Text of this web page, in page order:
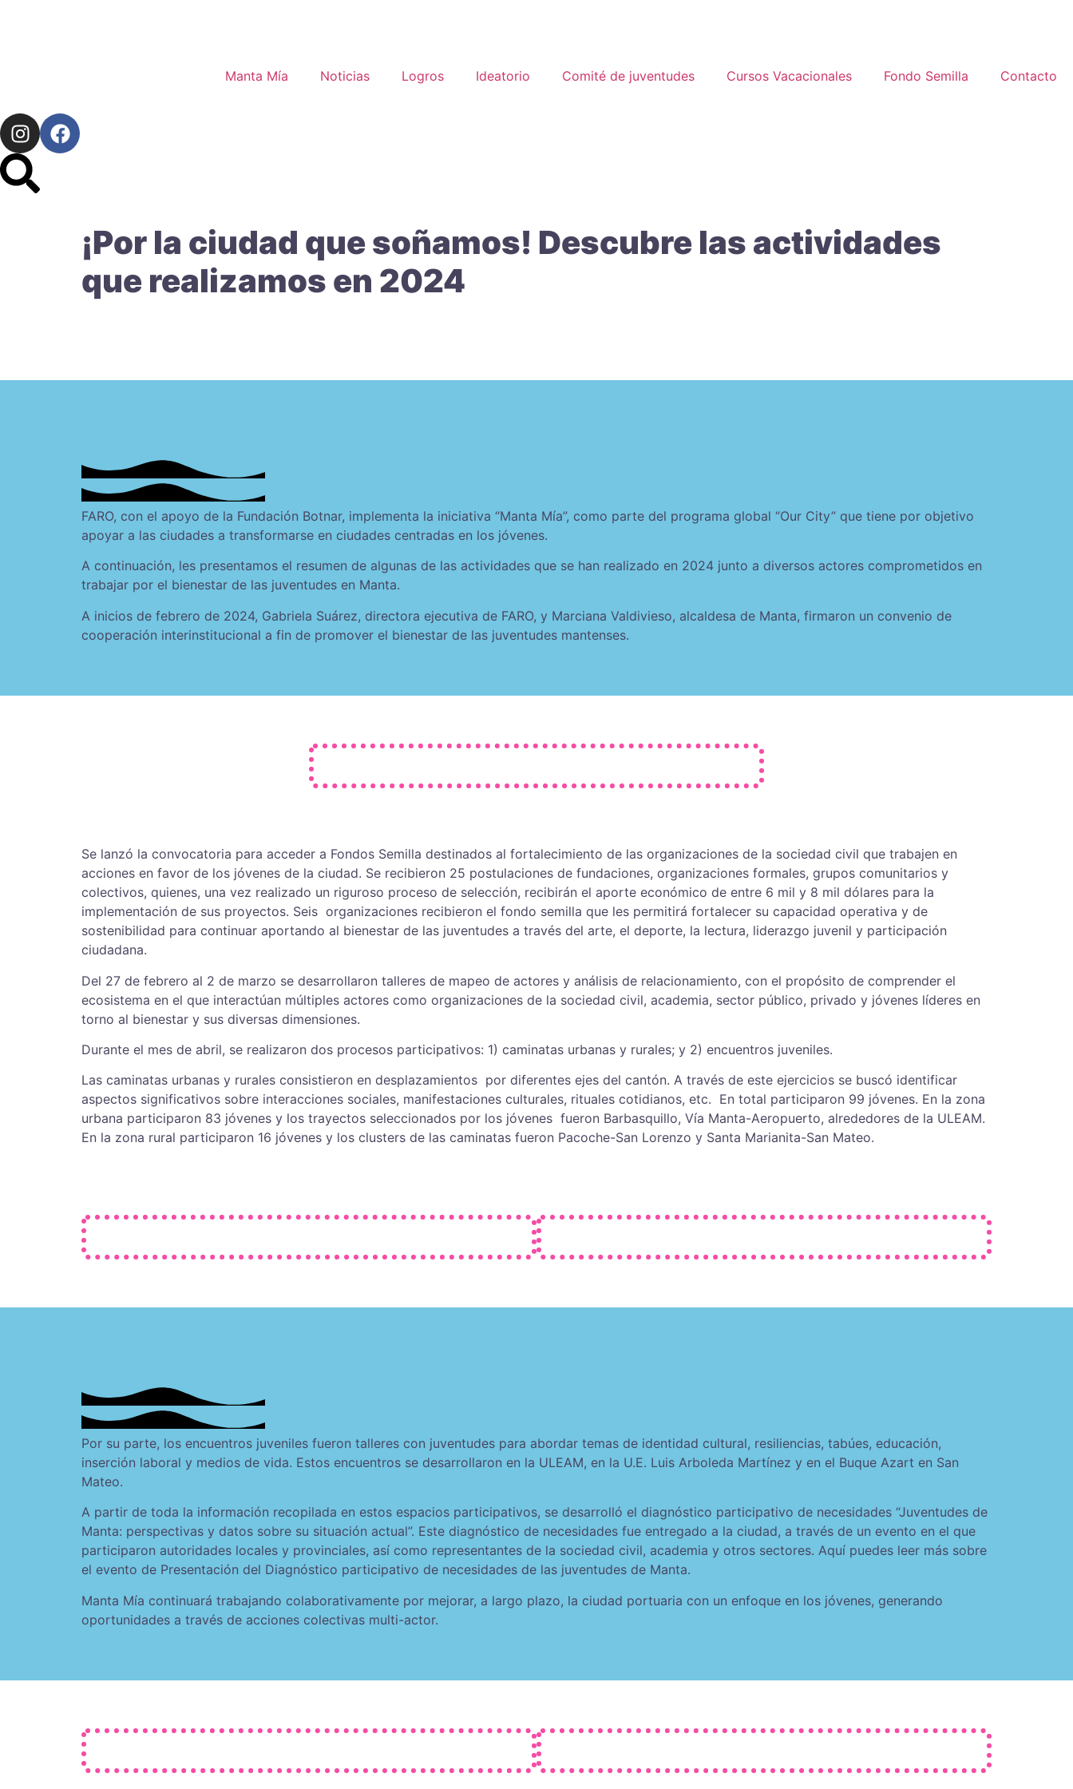
Manta Mía Noticias Logros Ideatorio Comité de juventudes Cursos Vacacionales Fondo Semilla Contacto
¡Por la ciudad que soñamos! Descubre las actividades
que realizamos en 2024
FARO, con el apoyo de la Fundación Botnar, implementa la iniciativa “Manta Mía”, como parte del programa global “Our City” que tiene por objetivo
apoyar a las ciudades a transformarse en ciudades centradas en los jóvenes.
A continuación, les presentamos el resumen de algunas de las actividades que se han realizado en 2024 junto a diversos actores comprometidos en
trabajar por el bienestar de las juventudes en Manta.
A inicios de febrero de 2024, Gabriela Suárez, directora ejecutiva de FARO, y Marciana Valdivieso, alcaldesa de Manta, firmaron un convenio de
cooperación interinstitucional a fin de promover el bienestar de las juventudes mantenses.
Se lanzó la convocatoria para acceder a Fondos Semilla destinados al fortalecimiento de las organizaciones de la sociedad civil que trabajen en
acciones en favor de los jóvenes de la ciudad. Se recibieron 25 postulaciones de fundaciones, organizaciones formales, grupos comunitarios y
colectivos, quienes, una vez realizado un riguroso proceso de selección, recibirán el aporte económico de entre 6 mil y 8 mil dólares para la
implementación de sus proyectos. Seis organizaciones recibieron el fondo semilla que les permitirá fortalecer su capacidad operativa y de
sostenibilidad para continuar aportando al bienestar de las juventudes a través del arte, el deporte, la lectura, liderazgo juvenil y participación
ciudadana.
Del 27 de febrero al 2 de marzo se desarrollaron talleres de mapeo de actores y análisis de relacionamiento, con el propósito de comprender el
ecosistema en el que interactúan múltiples actores como organizaciones de la sociedad civil, academia, sector público, privado y jóvenes líderes en
torno al bienestar y sus diversas dimensiones.
Durante el mes de abril, se realizaron dos procesos participativos: 1) caminatas urbanas y rurales; y 2) encuentros juveniles.
Las caminatas urbanas y rurales consistieron en desplazamientos por diferentes ejes del cantón. A través de este ejercicios se buscó identificar
aspectos significativos sobre interacciones sociales, manifestaciones culturales, rituales cotidianos, etc. En total participaron 99 jóvenes. En la zona
urbana participaron 83 jóvenes y los trayectos seleccionados por los jóvenes fueron Barbasquillo, Vía Manta-Aeropuerto, alrededores de la ULEAM.
En la zona rural participaron 16 jóvenes y los clusters de las caminatas fueron Pacoche-San Lorenzo y Santa Marianita-San Mateo.
Por su parte, los encuentros juveniles fueron talleres con juventudes para abordar temas de identidad cultural, resiliencias, tabúes, educación,
inserción laboral y medios de vida. Estos encuentros se desarrollaron en la ULEAM, en la U.E. Luis Arboleda Martínez y en el Buque Azart en San
Mateo.
A partir de toda la información recopilada en estos espacios participativos, se desarrolló el diagnóstico participativo de necesidades “Juventudes de
Manta: perspectivas y datos sobre su situación actual”. Este diagnóstico de necesidades fue entregado a la ciudad, a través de un evento en el que
participaron autoridades locales y provinciales, así como representantes de la sociedad civil, academia y otros sectores. Aquí puedes leer más sobre
el evento de Presentación del Diagnóstico participativo de necesidades de las juventudes de Manta.
Manta Mía continuará trabajando colaborativamente por mejorar, a largo plazo, la ciudad portuaria con un enfoque en los jóvenes, generando
oportunidades a través de acciones colectivas multi-actor.